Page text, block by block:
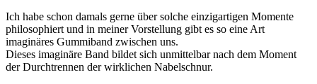
Ich habe schon damals gerne über solche einzigartigen Momente
philosophiert und in meiner Vorstellung gibt es so eine Art
imaginäres Gummiband zwischen uns.
Dieses imaginäre Band bildet sich unmittelbar nach dem Moment
der Durchtrennen der wirklichen Nabelschnur.